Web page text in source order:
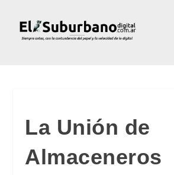
La Unión de
Almaceneros